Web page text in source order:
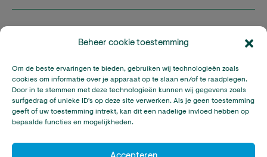
Beheer cookie toestemming
Om de beste ervaringen te bieden, gebruiken wij technologieën zoals
cookies om informatie over je apparaat op te slaan en/of te raadplegen.
Door in te stemmen met deze technologieën kunnen wij gegevens zoals
surfgedrag of unieke ID's op deze site verwerken. Als je geen toestemming
geeft of uw toestemming intrekt, kan dit een nadelige invloed hebben op
bepaalde functies en mogelijkheden.
Nederland Verenigd Koninkrijk Verenigde Staten
Climate Stewards is onderdeel van Stichting A Rocha Nederland,
een geregistreerd goed doel in Nederland (RSIN: 815032924).
© Copyright Climate Stewards Ltd. – All rights reserved.